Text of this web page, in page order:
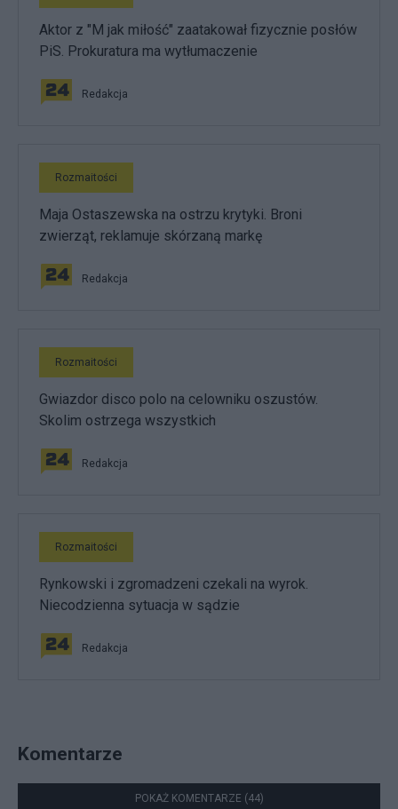
Aktor z "M jak miłość" zaatakował fizycznie posłów
PiS. Prokuratura ma wytłumaczenie
Redakcja
Rozmaitości
Maja Ostaszewska na ostrzu krytyki. Broni
zwierząt, reklamuje skórzaną markę
Redakcja
Rozmaitości
Gwiazdor disco polo na celowniku oszustów.
Skolim ostrzega wszystkich
Redakcja
Rozmaitości
Rynkowski i zgromadzeni czekali na wyrok.
Niecodzienna sytuacja w sądzie
Redakcja
Komentarze
POKAŻ KOMENTARZE (44)